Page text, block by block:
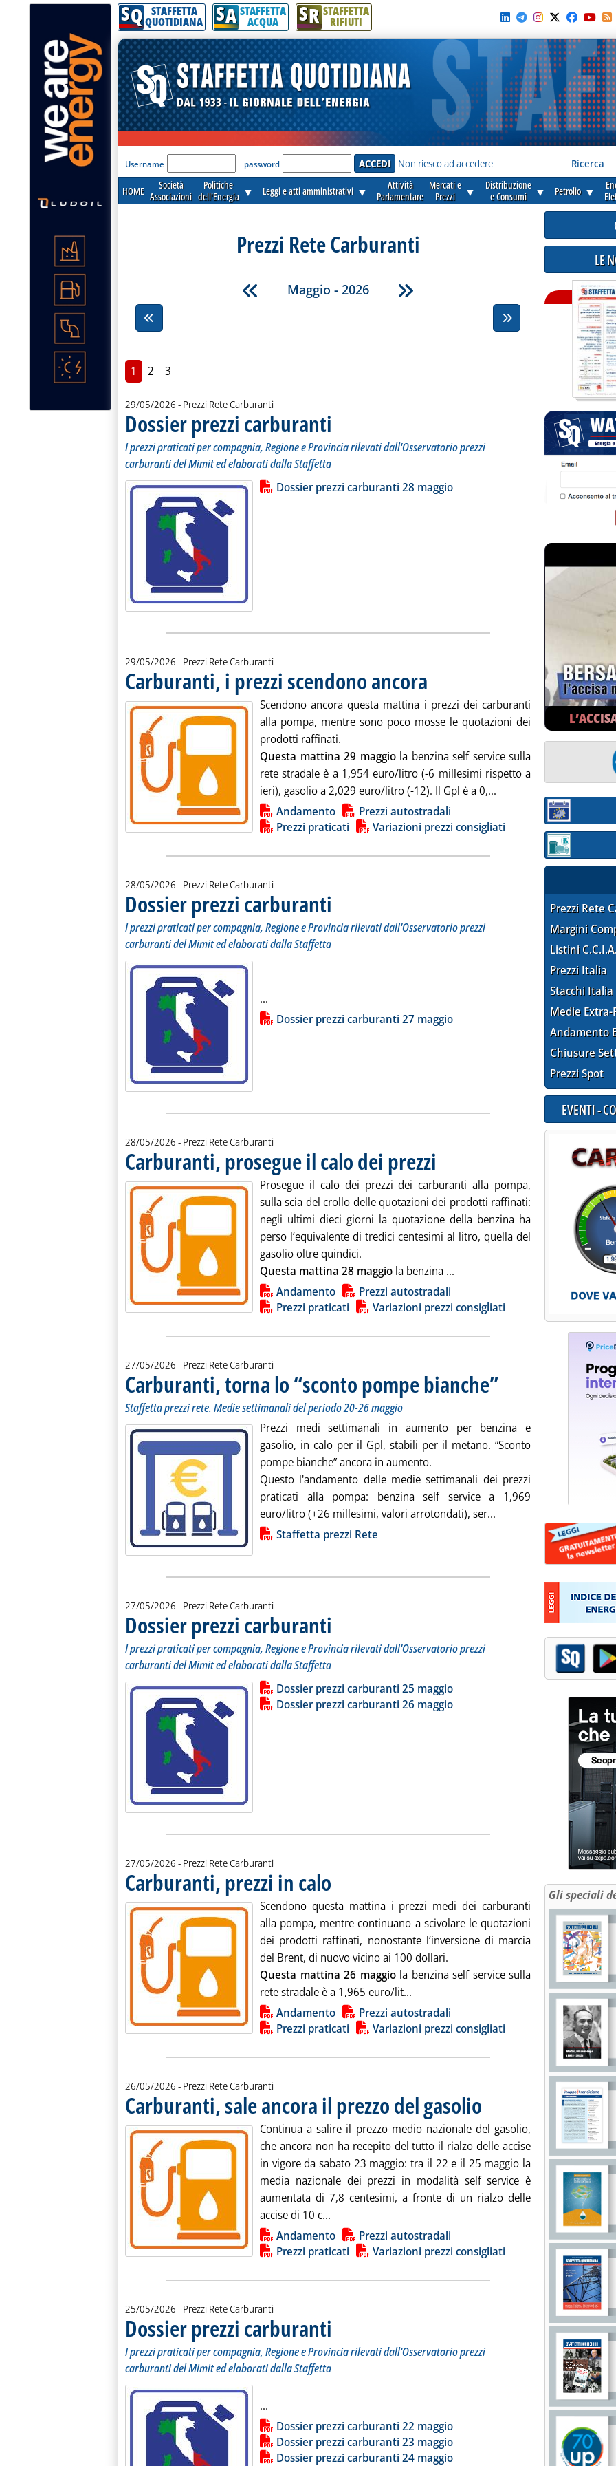
SQ STAFFETTA
QUOTIDIANA SA STAFFETTA
ACQUA SR STAFFETTA
RIFIUTI
'Modulo Login per accedere'
Username password Non riesco ad accedere Ricerca
HOME
Società
Associazioni
Politiche
dell'Energia ▼ Leggi e atti amministrativi ▼
Attività
Parlamentare
Mercati e
Prezzi
▼
Distribuzione
e Consumi
▼ Petrolio ▼
Prezzi Rete Carburanti
Maggio - 2026
1 2 3
29/05/2026 - Prezzi Rete Carburanti
Dossier prezzi carburanti . Sottotitolo: I prezzi praticati per compagnia, Regione e Provincia rilevati
I prezzi praticati per compagnia, Regione e Provincia rilevati dall'Osservatorio prezzi
carburanti del Mimit ed elaborati dalla Staffetta
Leggi tutta la notizia: 'Dossier prezzi carburanti'
Lista allegati PDF alla notiziaDossier prezzi carburanti 28 maggio
29/05/2026 - Prezzi Rete Carburanti
Carburanti, i prezzi scendono ancora . Pubblicata venerdì 29 maggio 2026 alle 9.11.
Scendono ancora questa mattina i prezzi dei carburanti
alla pompa, mentre sono poco mosse le quotazioni dei
prodotti raffinati.
Questa mattina 29 maggiola benzina self service sulla
rete stradale è a 1,954 euro/litro (-6 millesimi rispetto a
ieri), gasolio a 2,029 euro/litro (-12). Il Gpl è a 0,...
Lista allegati PDF alla notizia
Andamento
Prezzi autostradali
Prezzi praticati
Variazioni prezzi consigliati
28/05/2026 - Prezzi Rete Carburanti
Dossier prezzi carburanti . Sottotitolo: I prezzi praticati per compagnia, Regione e Provincia rilevati
I prezzi praticati per compagnia, Regione e Provincia rilevati dall'Osservatorio prezzi
carburanti del Mimit ed elaborati dalla Staffetta
...
Lista allegati PDF alla notiziaDossier prezzi carburanti 27 maggio
28/05/2026 - Prezzi Rete Carburanti
Carburanti, prosegue il calo dei prezzi . Pubblicata giovedì 28 maggio 2026 alle 9.4.
Prosegue il calo dei prezzi dei carburanti alla pompa,
sulla scia del crollo delle quotazioni dei prodotti raffinati:
negli ultimi dieci giorni la quotazione della benzina ha
perso l’equivalente di tredici centesimi al litro, quella del
gasolio oltre quindici.
Questa mattina 28 maggio la benzina ... Leggi tutta la notizia:
Lista allegati PDF alla notizia
Andamento
Prezzi autostradali
Prezzi praticati
Variazioni prezzi consigliati
27/05/2026 - Prezzi Rete Carburanti
Carburanti, torna lo “sconto pompe bianche”. Sottotitolo: Staffetta prezzi rete.
. Pubblicata mercoledì 27 maggio
Staffetta prezzi rete. Medie settimanali del periodo 20-26 maggio
Prezzi medi settimanali in aumento per benzina e
gasolio, in calo per il Gpl, stabili per il metano. “Sconto
pompe bianche” ancora in aumento.
Questo l'andamento delle medie settimanali dei prezzi
praticati alla pompa: benzina self service a 1,969
euro/litro (+26 millesimi, valori arrotondati), ser...
Lista allegati PDF alla notiziaStaffetta prezzi Rete
27/05/2026 - Prezzi Rete Carburanti
Dossier prezzi carburanti . Sottotitolo: I prezzi praticati per compagnia, Regione e Provincia rilevati
I prezzi praticati per compagnia, Regione e Provincia rilevati dall'Osservatorio prezzi
carburanti del Mimit ed elaborati dalla Staffetta
Leggi tutta la notizia: 'Dossier prezzi carburanti'
Lista allegati PDF alla notiziaDossier prezzi carburanti 25 maggio
Dossier prezzi carburanti 26 maggio
27/05/2026 - Prezzi Rete Carburanti
Carburanti, prezzi in calo
Scendono questa mattina i prezzi medi dei carburanti
alla pompa, mentre continuano a scivolare le quotazioni
dei prodotti raffinati, nonostante l’inversione di marcia
del Brent, di nuovo vicino ai 100 dollari.
Questa mattina 26 maggiola benzina self service sulla
rete stradale è a 1,965 euro/lit... Leggi tutta la notizia: 'Carburanti, prezzi
Lista allegati PDF alla notizia
Andamento
Prezzi autostradali
Prezzi praticati
Variazioni prezzi consigliati
26/05/2026 - Prezzi Rete Carburanti
Carburanti, sale ancora il prezzo del gasolio . Pubblicata martedì 26 maggio 2026 alle
Continua a salire il prezzo medio nazionale del gasolio,
che ancora non ha recepito del tutto il rialzo delle accise
in vigore da sabato 23 maggio: tra il 22 e il 25 maggio la
media nazionale dei prezzi in modalità self service è
aumentata di 7,8 centesimi, a fronte di un rialzo delle
accise di 10 c... Leggi tutta la notizia: 'Carburanti, sale ancora il prezzo
Lista allegati PDF alla notizia
Andamento
Prezzi autostradali
Prezzi praticati
Variazioni prezzi consigliati
25/05/2026 - Prezzi Rete Carburanti
Dossier prezzi carburanti . Sottotitolo: I prezzi praticati per compagnia, Regione e Provincia rilevati
I prezzi praticati per compagnia, Regione e Provincia rilevati dall'Osservatorio prezzi
carburanti del Mimit ed elaborati dalla Staffetta
...
Lista allegati PDF alla notiziaDossier prezzi carburanti 22 maggio
Dossier prezzi carburanti 23 maggio
Dossier prezzi carburanti 24 maggio
LE
Sezione:
Sezione:
Prezzi Rete
Margini
Listini
Prezzi Italia
Stacchi Italia
Medie Extra-
Andamento
Chiusure
Prezzi Spot
EVENTI -
Gli speciali